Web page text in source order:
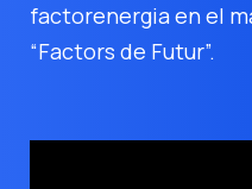
factorenergia en el
“Factors de Futur”.